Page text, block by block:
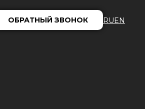
ОБРАТНЫЙ ЗВОНОК RUEN